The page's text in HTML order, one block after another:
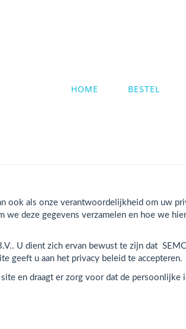
HOME BESTEL
als onze verantwoordelijkheid om uw
deze gegevens verzamelen en hoe we
U dient zich ervan bewust te zijn dat
geeft u aan het privacy beleid te accepteren.
en draagt er zorg voor dat de